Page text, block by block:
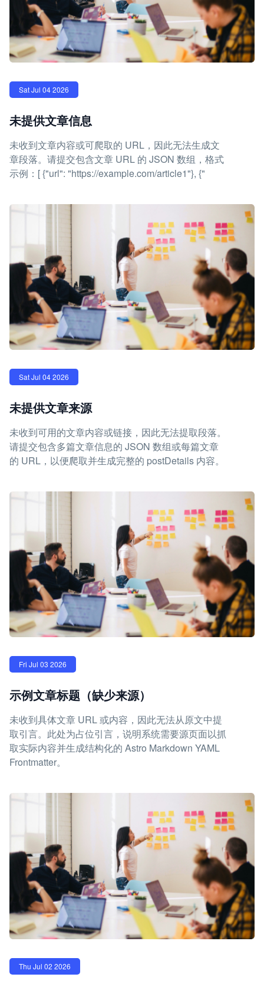
Sat Jul 04 2026
未提供文章信息
未收到文章内容或可爬取的 URL，因此无法生成文
章段落。请提交包含文章 URL 的 JSON 数组，格式
示例：[ {"url": "https://example.com/article1"}, {"
Sat Jul 04 2026
未提供文章来源
未收到可用的文章内容或链接，因此无法提取段落。
请提交包含多篇文章信息的 JSON 数组或每篇文章
的 URL，以便爬取并生成完整的 postDetails 内容。
Fri Jul 03 2026
示例文章标题（缺少来源）
未收到具体文章 URL 或内容，因此无法从原文中提
取引言。此处为占位引言，说明系统需要源页面以抓
取实际内容并生成结构化的 Astro Markdown YAML
Frontmatter。
Thu Jul 02 2026